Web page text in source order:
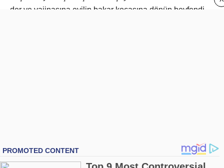
der ve vajinasına eyilip bakar kocasına dönüp beyfendi